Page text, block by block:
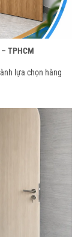
TPHCM
lựa chọn hàng